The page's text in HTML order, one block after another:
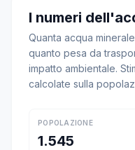
I numeri
Quanta acqua
quanto pesa da
impatto ambientale.
calcolate sulla
POPOLAZIONE
1.545